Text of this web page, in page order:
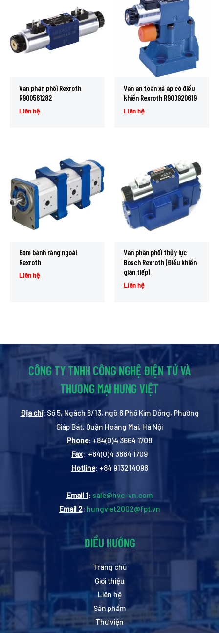
Van phân phối Rexroth
R900561282
Liên hệ
Van an toàn xả áp có điều
khiển Rexroth R900920619
Liên hệ
Bơm bánh răng ngoài
Rexroth
Liên hệ
Van phân phối thủy lực
Bosch Rexroth (Điều khiển
gián tiếp)
Liên hệ
CÔNG TY TNHH CÔNG NGHỆ ĐIỆN TỬ VÀ
THƯƠNG MẠI HƯNG VIỆT
Địa chỉ: Số 5, Ngách 6/13, ngõ 6 Phố Kim Đồng, Phường
Giáp Bát, Quận Hoàng Mai, Hà Nội
Phone: +84(0)4 3664 1708
Fax: +84(0)4 3664 1709
Hotline: +84 913214096
Email 1: sale@hvc-vn.com
Email 2: hungviet2002@fpt.vn
ĐIỀU HƯỚNG
Trang chủ
Giới thiệu
Liên hệ
Sản phẩm
Thư viện